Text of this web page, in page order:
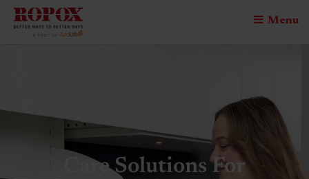
Menu
Care Solutions For